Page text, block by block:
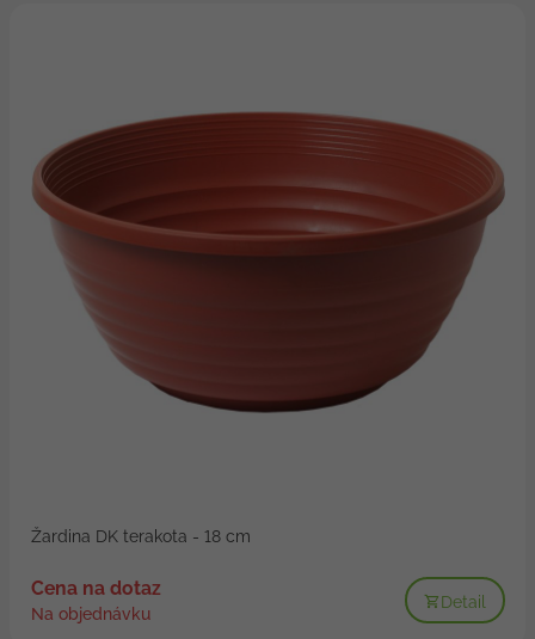
Žardina DK terakota - 18 cm
Cena na dotaz
Na objednávku
Detail